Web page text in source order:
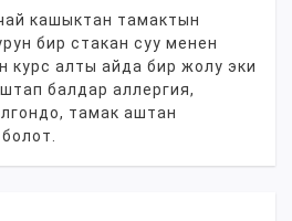
кашыктан тамактын
бир стакан суу менен
курс алты айда бир жолу эки
балдар аллергия,
тамак аштан